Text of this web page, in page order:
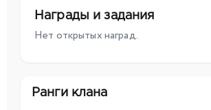
Награды и задания
Нет открытых наград.
Ранги клана